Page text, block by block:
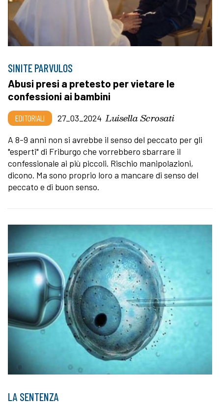
SINITE PARVULOS
Abusi presi a pretesto per vietare le
confessioni ai bambini
EDITORIALI 27_03_2024 Luisella Scrosati
A 8-9 anni non si avrebbe il senso del peccato per gli
"esperti" di Friburgo che vorrebbero sbarrare il
confessionale ai più piccoli. Rischio manipolazioni,
dicono. Ma sono proprio loro a mancare di senso del
peccato e di buon senso.
LA SENTENZA